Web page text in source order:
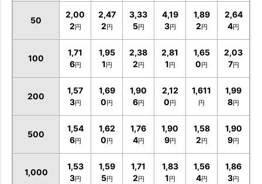
50
2,00
2円
2,47
2円
3,33
5円
4,19
3円
1,89
2円
2,64
4円
100
1,71
6円
1,95
1円
2,38
2円
2,81
1円
1,65
0円
2,03
7円
200
1,57
3円
1,69
0円
1,90
6円
2,12
0円
1,611
円
1,99
8円
500
1,54
6円
1,62
0円
1,76
4円
1,90
9円
1,58
2円
1,90
9円
1,000
1,53
3円
1,59
5円
1,71
2円
1,83
1円
1,56
4円
1,86
3円